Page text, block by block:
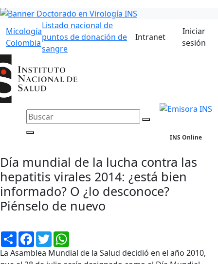
Micología
Colombia
Listado nacional de
puntos de donación de
sangre
Intranet
Iniciar
sesión
INS Online
Día mundial de la lucha contra las
hepatitis virales 2014: ¿está bien
informado? O ¿lo desconoce?
Piénselo de nuevo
Compartir
Facebook
Twitter
La Asamblea Mundial de la Salud decidió en el año 2010,